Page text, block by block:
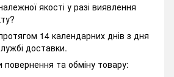
якості у разі виявлення
14 календарних днів з дня
доставки.
повернення та обміну товару: